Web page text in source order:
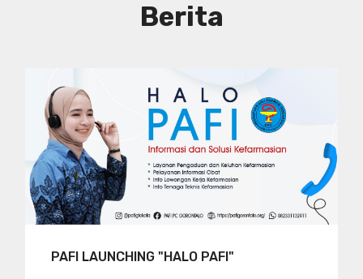
Berita
PAFI LAUNCHING "HALO PAFI"